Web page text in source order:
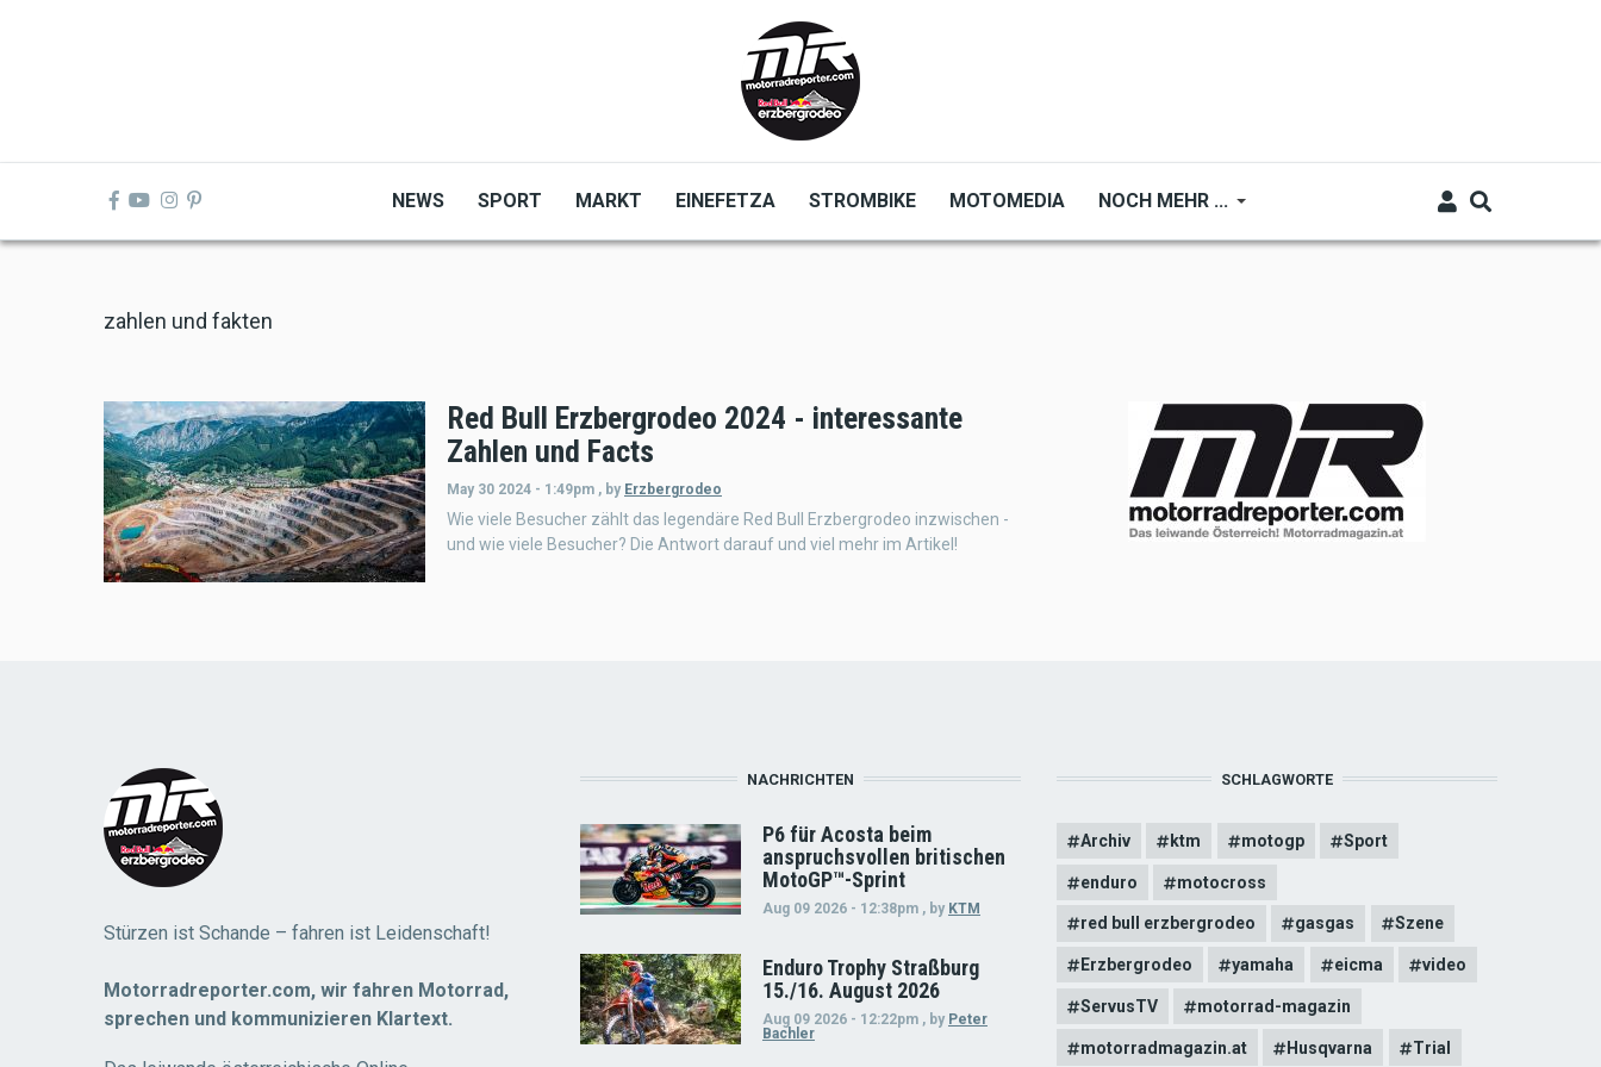
NEWS SPORT MARKT EINEFETZA STROMBIKE MOTOMEDIA NOCH MEHR ...
zahlen und fakten
Red Bull Erzbergrodeo 2024 - interessante
Zahlen und Facts
May 30 2024 - 1:49pm , by Erzbergrodeo
Wie viele Besucher zählt das legendäre Red Bull Erzbergrodeo inzwischen -
und wie viele Besucher? Die Antwort darauf und viel mehr im Artikel!
Stürzen ist Schande – fahren ist Leidenschaft!
Motorradreporter.com, wir fahren Motorrad,
sprechen und kommunizieren Klartext.
NACHRICHTEN
P6 für Acosta beim
anspruchsvollen britischen
MotoGP™-Sprint
Aug 09 2026 - 12:38pm , by KTM
Enduro Trophy Straßburg
15./16. August 2026
Aug 09 2026 - 12:22pm , by Peter
Bachler
SCHLAGWORTE
Archiv ktm motogp Sport
enduro motocross
red bull erzbergrodeo gasgas Szene
Erzbergrodeo yamaha eicma video
ServusTV motorrad-magazin
motorradmagazin.at Husqvarna Trial